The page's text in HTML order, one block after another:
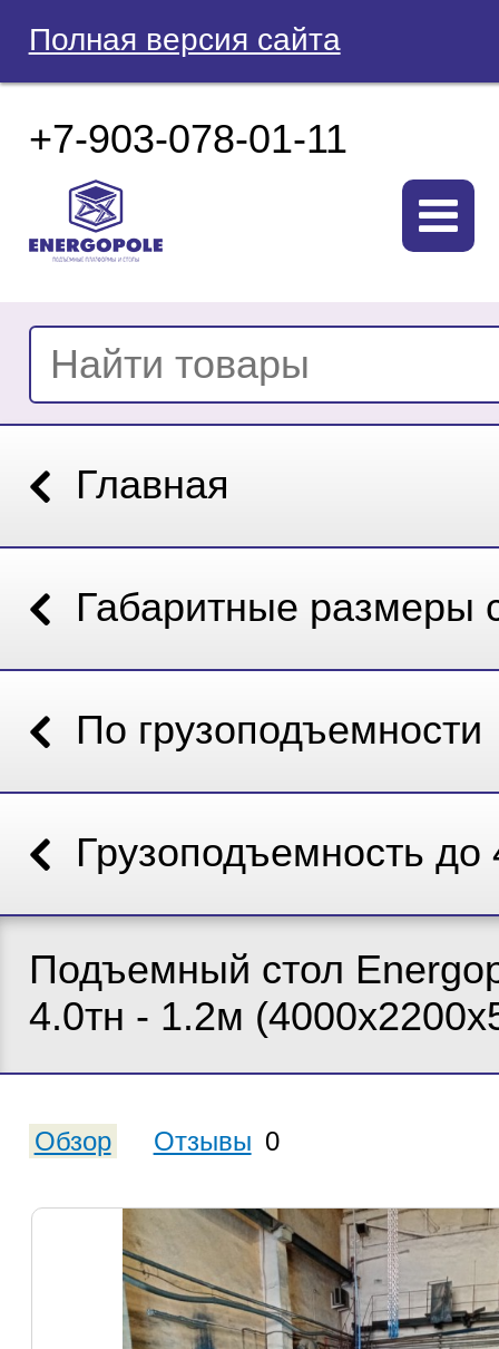
Полная версия сайта
+7-903-078-01-11
Главная
Габаритные размеры
По грузоподъемности
Грузоподъемность до
Подъемный стол
4.0тн - 1.2м
Обзор Отзывы 0